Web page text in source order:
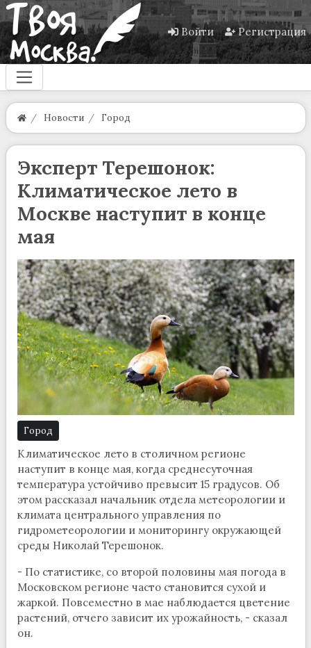
Войти Регистрация
Новости Город
Эксперт Терешонок:
Климатическое лето в
Москве наступит в конце
мая
Город
Климатическое лето в столичном регионе
наступит в конце мая, когда среднесуточная
температура устойчиво превысит 15 градусов. Об
этом рассказал начальник отдела метеорологии и
климата центрального управления по
гидрометеорологии и мониторингу окружающей
среды Николай Терешонок.
- По статистике, со второй половины мая погода в
Московском регионе часто становится сухой и
жаркой. Повсеместно в мае наблюдается цветение
растений, отчего зависит их урожайность, - сказал
он.